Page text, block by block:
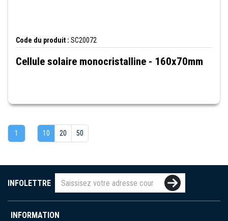
Code du produit : SC20072
Cellule solaire monocristalline - 160x70mm
1 10 20 50
INFOLETTRE
INFORMATION